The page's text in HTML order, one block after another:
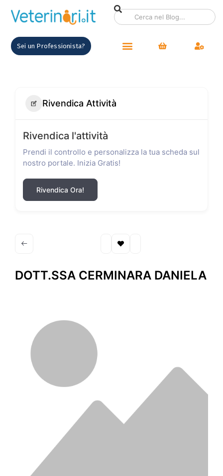
Sei un Professionista?
Rivendica Attività
Rivendica l'attività
Prendi il controllo e personalizza la tua scheda sul
nostro portale. Inizia Gratis!
Rivendica Ora!
DOTT.SSA CERMINARA DANIELA